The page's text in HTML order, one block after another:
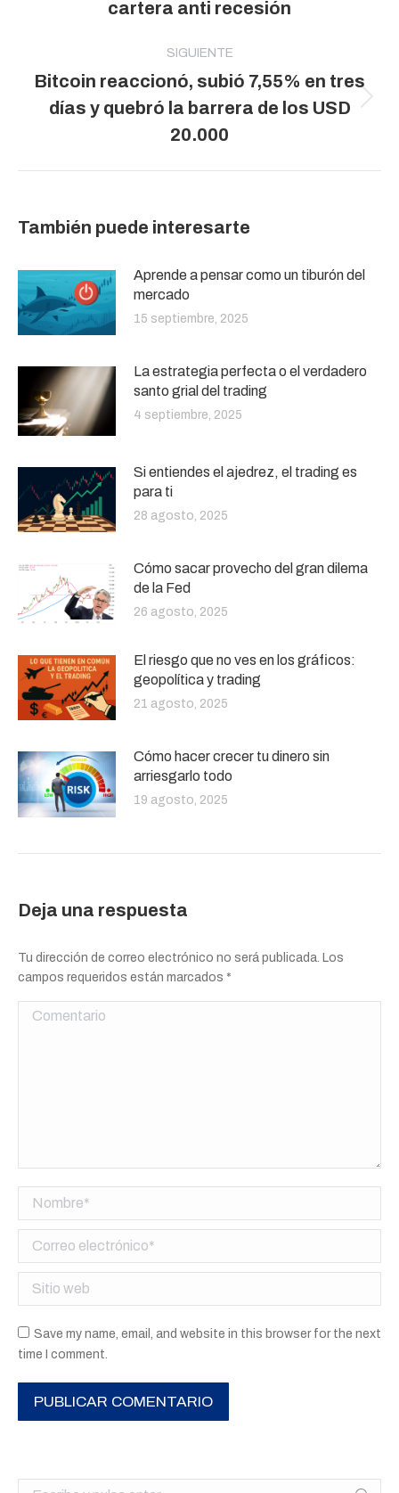
anterior:
cartera anti recesión
SIGUIENTE
Publicación
Bitcoin reaccionó, subió 7,55% en tres
días y quebró la barrera de los USD
20.000
También puede interesarte
Aprende a pensar como un tiburón del
mercado
15 septiembre, 2025
La estrategia perfecta o el verdadero
santo grial del trading
4 septiembre, 2025
Si entiendes el ajedrez, el trading es
para ti
28 agosto, 2025
Cómo sacar provecho del gran dilema
de la Fed
26 agosto, 2025
El riesgo que no ves en los gráficos:
geopolítica y trading
21 agosto, 2025
Cómo hacer crecer tu dinero sin
arriesgarlo todo
19 agosto, 2025
Deja una respuesta
Tu dirección de correo electrónico no será publicada. Los
campos requeridos están marcados *
Comentario
Nombre *
Correo electrónico *
Sitio web
Save my name, email, and website in this browser for the next
time I comment.
PUBLICAR COMENTARIO
Buscar: